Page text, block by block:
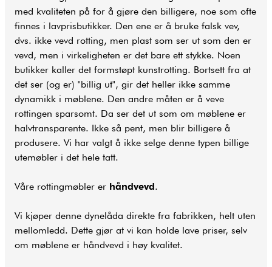
med kvaliteten på for å gjøre den billigere, noe som ofte
finnes i lavprisbutikker. Den ene er å bruke falsk vev,
dvs. ikke vevd rotting, men plast som ser ut som den er
vevd, men i virkeligheten er det bare ett stykke. Noen
butikker kaller det formstøpt kunstrotting. Bortsett fra at
det ser (og er) "billig ut", gir det heller ikke samme
dynamikk i møblene. Den andre måten er å veve
rottingen sparsomt. Da ser det ut som om møblene er
halvtransparente. Ikke så pent, men blir billigere å
produsere. Vi har valgt å ikke selge denne typen billige
utemøbler i det hele tatt.
Våre rottingmøbler er håndvevd.
Vi kjøper denne dynelåda direkte fra fabrikken, helt uten
mellomledd. Dette gjør at vi kan holde lave priser, selv
om møblene er håndvevd i høy kvalitet.